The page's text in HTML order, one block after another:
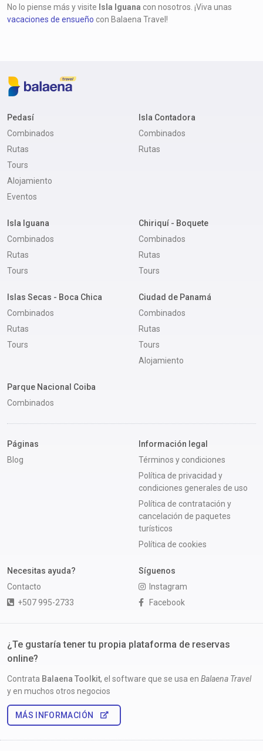
No lo piense más y visite Isla Iguana con nosotros. ¡Viva unas
vacaciones de ensueño con Balaena Travel!
Pedasí
Combinados
Rutas
Tours
Alojamiento
Eventos
Isla Contadora
Combinados
Rutas
Isla Iguana
Combinados
Rutas
Tours
Chiriquí - Boquete
Combinados
Rutas
Tours
Islas Secas - Boca Chica
Combinados
Rutas
Tours
Ciudad de Panamá
Combinados
Rutas
Tours
Alojamiento
Parque Nacional Coiba
Combinados
Páginas
Blog
Información legal
Términos y condiciones
Política de privacidad y
condiciones generales de uso
Política de contratación y
cancelación de paquetes
turísticos
Política de cookies
Necesitas ayuda?
Contacto
+507 995-2733
Síguenos
Instagram
Facebook
¿Te gustaría tener tu propia plataforma de reservas
online?
Contrata Balaena Toolkit, el software que se usa en Balaena Travel
y en muchos otros negocios
MÁS INFORMACIÓN